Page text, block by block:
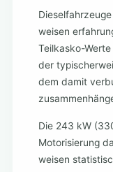
weisen
Teilkasko-
der
dem damit
Die 243 kW
Motorisierung
weisen